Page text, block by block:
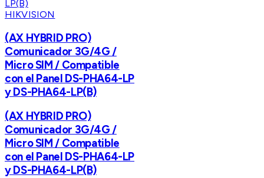
HIKVISION
(AX HYBRID PRO)
Comunicador 3G/4G /
Micro SIM / Compatible
con el Panel DS-PHA64-LP
y DS-PHA64-LP(B)
(AX HYBRID PRO)
Comunicador 3G/4G /
Micro SIM / Compatible
con el Panel DS-PHA64-LP
y DS-PHA64-LP(B)